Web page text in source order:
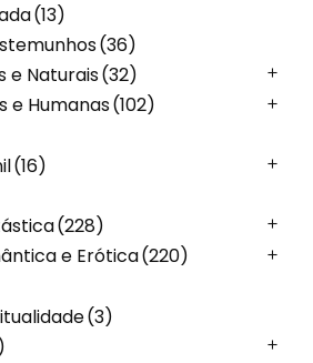
(13)
(36)
e Naturais(32)
e Humanas(102)
(16)
(228)
e Erótica(220)
(3)